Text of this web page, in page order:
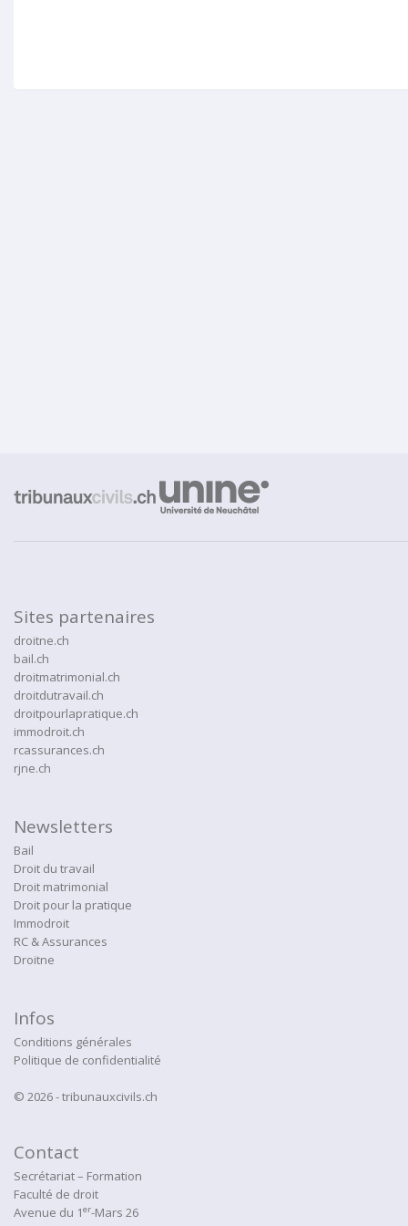
Sites partenaires
droitne.ch
bail.ch
droitmatrimonial.ch
droitdutravail.ch
droitpourlapratique.ch
immodroit.ch
rcassurances.ch
rjne.ch
Newsletters
Bail
Droit du travail
Droit matrimonial
Droit pour la pratique
Immodroit
RC & Assurances
Droitne
Infos
Conditions générales
Politique de confidentialité
© 2026 - tribunauxcivils.ch
Contact
Secrétariat – Formation
Faculté de droit
Avenue du 1er-Mars 26